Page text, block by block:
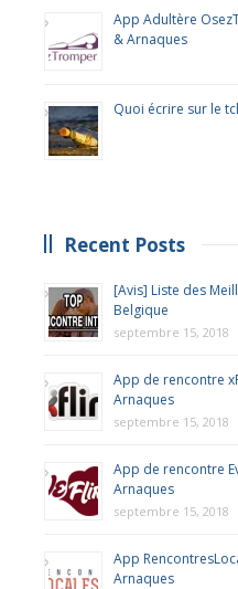
App Adultère
& Arnaques
Quoi écrire sur le
Recent Posts
[Avis] Liste des
Belgique
septembre 15, 2018
App de rencontre
Arnaques
septembre 15, 2018
App de rencontre
Arnaques
septembre 15, 2018
App
Arnaques